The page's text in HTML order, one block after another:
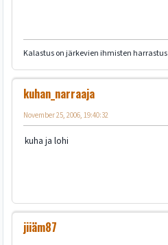
Kalastus on järkevien ihmisten harrastus
kuhan_narraaja
November 25, 2006, 19:40:32
kuha ja lohi
jiiäm87